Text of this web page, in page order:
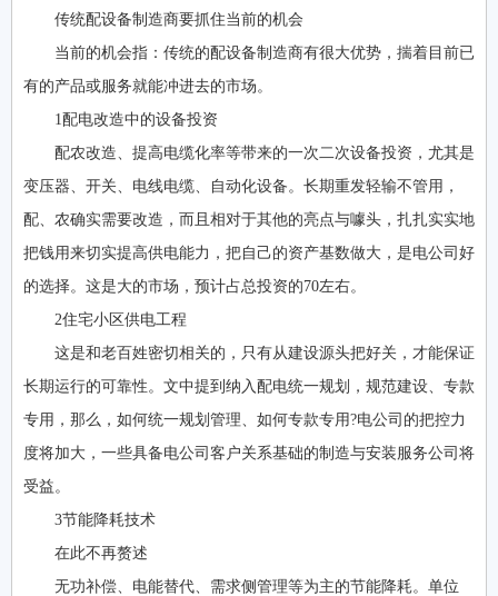
传统配设备制造商要抓住当前的机会
当前的机会指：传统的配设备制造商有很大优势，揣着目前已
有的产品或服务就能冲进去的市场。
1配电改造中的设备投资
配农改造、提高电缆化率等带来的一次二次设备投资，尤其是
变压器、开关、电线电缆、自动化设备。长期重发轻输不管用，
配、农确实需要改造，而且相对于其他的亮点与噱头，扎扎实实地
把钱用来切实提高供电能力，把自己的资产基数做大，是电公司好
的选择。这是大的市场，预计占总投资的70左右。
2住宅小区供电工程
这是和老百姓密切相关的，只有从建设源头把好关，才能保证
长期运行的可靠性。文中提到纳入配电统一规划，规范建设、专款
专用，那么，如何统一规划管理、如何专款专用?电公司的把控力
度将加大，一些具备电公司客户关系基础的制造与安装服务公司将
受益。
3节能降耗技术
在此不再赘述
无功补偿、电能替代、需求侧管理等为主的节能降耗。单位